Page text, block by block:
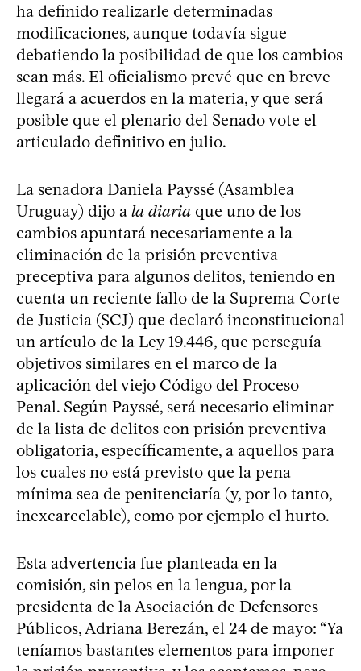
ha definido realizarle determinadas
modificaciones, aunque todavía sigue
debatiendo la posibilidad de que los cambios
sean más. El oficialismo prevé que en breve
llegará a acuerdos en la materia, y que será
posible que el plenario del Senado vote el
articulado definitivo en julio.
La senadora Daniela Payssé (Asamblea
Uruguay) dijo a la diaria que uno de los
cambios apuntará necesariamente a la
eliminación de la prisión preventiva
preceptiva para algunos delitos, teniendo en
cuenta un reciente fallo de la Suprema Corte
de Justicia (SCJ) que declaró inconstitucional
un artículo de la Ley 19.446, que perseguía
objetivos similares en el marco de la
aplicación del viejo Código del Proceso
Penal. Según Payssé, será necesario eliminar
de la lista de delitos con prisión preventiva
obligatoria, específicamente, a aquellos para
los cuales no está previsto que la pena
mínima sea de penitenciaría (y, por lo tanto,
inexcarcelable), como por ejemplo el hurto.
Esta advertencia fue planteada en la
comisión, sin pelos en la lengua, por la
presidenta de la Asociación de Defensores
Públicos, Adriana Berezán, el 24 de mayo: “Ya
teníamos bastantes elementos para imponer